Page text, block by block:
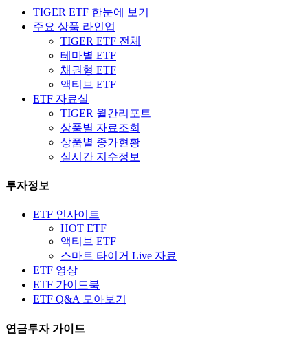
TIGER ETF 한눈에 보기
주요 상품 라인업
TIGER ETF 전체
테마별 ETF
채권형 ETF
액티브 ETF
ETF 자료실
TIGER 월간리포트
상품별 자료조회
상품별 종가현황
실시간 지수정보
투자정보
ETF 인사이트
HOT ETF
액티브 ETF
스마트 타이거 Live 자료
ETF 영상
ETF 가이드북
ETF Q&A 모아보기
연금투자 가이드